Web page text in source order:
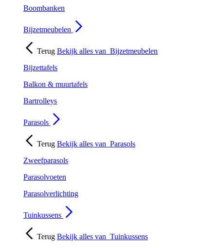
Boombanken
Bijzetmeubelen
Terug Bekijk alles van Bijzetmeubelen
Bijzettafels
Balkon & muurtafels
Bartrolleys
Parasols
Terug Bekijk alles van Parasols
Zweefparasols
Parasolvoeten
Parasolverlichting
Tuinkussens
Terug Bekijk alles van Tuinkussens